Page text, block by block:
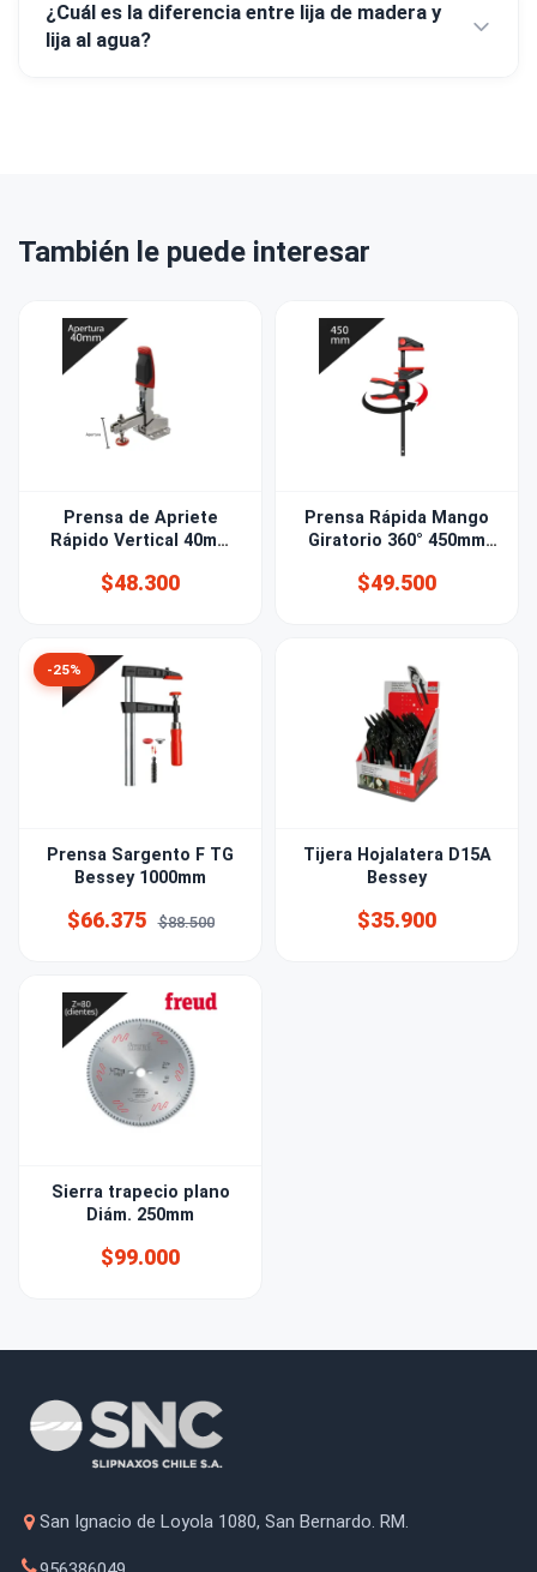
¿Cuál es la diferencia entre lija de madera y
lija al agua?
También le puede interesar
Prensa de Apriete
Rápido Vertical 40mm
$48.300
Prensa Rápida Mango
Giratorio 360° 450mm
$49.500
-25%
Prensa Sargento F TG
Bessey 1000mm
$66.375 $88.500
Tijera Hojalatera D15A
Bessey
$35.900
Sierra trapecio plano
Diám. 250mm
$99.000
San Ignacio de Loyola 1080, San Bernardo. RM.